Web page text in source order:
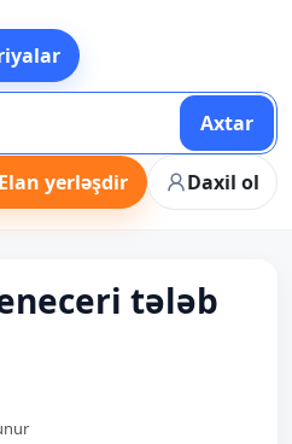
Axtar
Elan yerləşdir Daxil ol
tələb